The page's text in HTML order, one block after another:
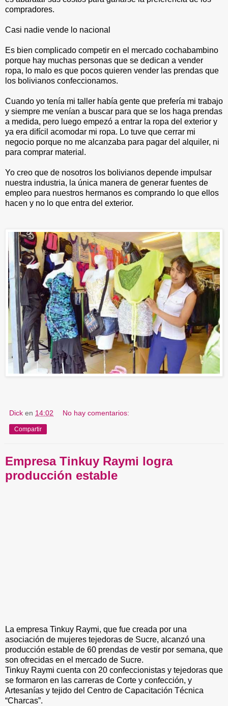
compradores.
Casi nadie vende lo nacional
Es bien complicado competir en el mercado cochabambino
porque hay muchas personas que se dedican a vender
ropa, lo malo es que pocos quieren vender las prendas que
los bolivianos confeccionamos.
Cuando yo tenía mi taller había gente que prefería mi trabajo
y siempre me venían a buscar para que se los haga prendas
a medida, pero luego empezó a entrar la ropa del exterior y
ya era difícil acomodar mi ropa. Lo tuve que cerrar mi
negocio porque no me alcanzaba para pagar del alquiler, ni
para comprar material.
Yo creo que de nosotros los bolivianos depende impulsar
nuestra industria, la única manera de generar fuentes de
empleo para nuestros hermanos es comprando lo que ellos
hacen y no lo que entra del exterior.
Dick en 14:02 No hay comentarios:
Compartir
Empresa Tinkuy Raymi logra
producción estable
La empresa Tinkuy Raymi, que fue creada por una
asociación de mujeres tejedoras de Sucre, alcanzó una
producción estable de 60 prendas de vestir por semana, que
son ofrecidas en el mercado de Sucre.
Tinkuy Raymi cuenta con 20 confeccionistas y tejedoras que
se formaron en las carreras de Corte y confección, y
Artesanías y tejido del Centro de Capacitación Técnica
“Charcas”.